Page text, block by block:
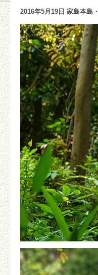
2016年5月19日 家島本島